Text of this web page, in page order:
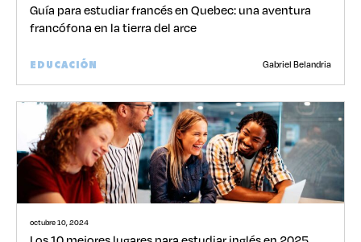
Guía para estudiar francés en Quebec: una aventura
francófona en la tierra del arce
EDUCACIÓN Gabriel Belandria
octubre 10, 2024